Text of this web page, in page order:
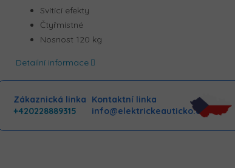
Svítící efekty
Čtyřmístné
Nosnost 120 kg
Detailní informace
Zákaznická linka
+420228889315
Kontaktní linka
info@elektrickeauticko.cz